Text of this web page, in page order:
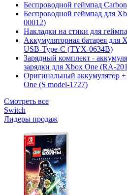
Беспроводной геймпад
Беспроводной геймпад для
00012)
Накладки на стики для
Аккумуляторная батарея для
USB-Type-C (TYX-0634B)
Зарядный комплект -
зарядки для Xbox One (RA-
Оригинальный аккумулятор
One (S model-1727)
Смотреть все
Switch
Лидеры продаж